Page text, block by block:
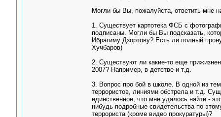
Могли бы Вы, пожалуйста, ответить мне
1. Существует картотека ФСБ с
подписаны. Могли бы Вы подсказать,
Ибрагиму Дзортову? Есть ли полный
Хучбаров)
2. Существуют ли какие-то еще
2007? Например, в детстве и т.д.
3. Вопрос про бой в школе. В одной из
террористов, линиями обстрела и т.д.
единственное, что мне удалось найти -
нибудь подробные свидетельства по
террориста (кроме видео прокуратуры)?